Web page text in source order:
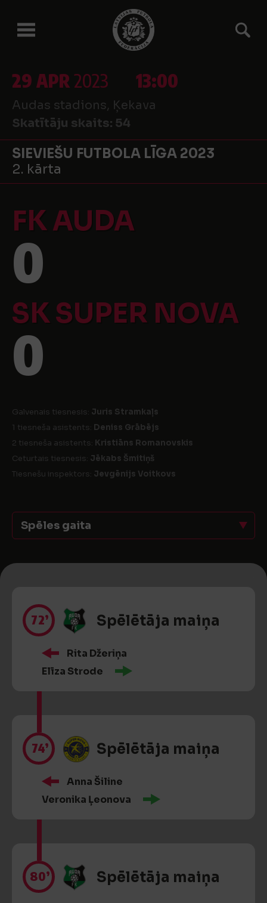
29 APR2023 13:00
Audas stadions, Ķekava
Skatītāju skaits: 54
SIEVIEŠU FUTBOLA LĪGA 2023
2. kārta
FK AUDA
0
SK SUPER NOVA
0
Galvenais tiesnesis: Juris Stramkaļs
1 tiesneša asistents: Deniss Grābējs
2 tiesneša asistents: Kristiāns Romanovskis
Ceturtais tiesnesis: Jēkabs Šmitiņš
Tiesnešu inspektors: Jevgēnijs Voitkovs
Spēles gaita
72’ Spēlētāja maiņa
Rita Džeriņa
Elīza Strode
74’ Spēlētāja maiņa
Anna Šiline
Veronika Ļeonova
80’ Spēlētāja maiņa